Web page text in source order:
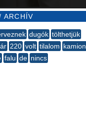
ARCHÍV
dugók tölthetjük
220 volt tilalom kamion
falu de nincs